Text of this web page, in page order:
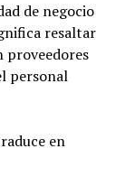
de negocio
resaltar
proveedores
personal
en